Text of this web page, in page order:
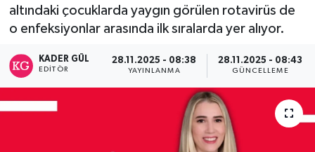
altındaki çocuklarda yaygın görülen rotavirüs de
o enfeksiyonlar arasında ilk sıralarda yer alıyor.
KADER GÜL
EDITÖR
28.11.2025 - 08:38
YAYINLANMA
28.11.2025 - 08:43
GÜNCELLEME